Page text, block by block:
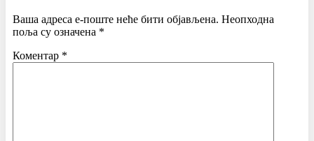
Ваша адреса е-поште неће бити објављена. Неопходна
поља су означена *
Коментар *